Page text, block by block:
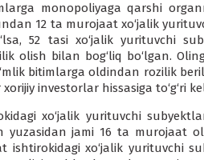
monopoliyaga qarshi
12 ta murojaat xo‘jalik
52 tasi xo‘jalik yuri­tuvchi
olish bilan bog‘liq bo‘lgan.
bitimlarga oldindan rozilik
investorlar hissasiga to‘g‘ri
xo‘jalik yurituv­chi
yuzasidan jami 16 ta murojaat
ishtirokidagi xo‘jalik yurituvchi